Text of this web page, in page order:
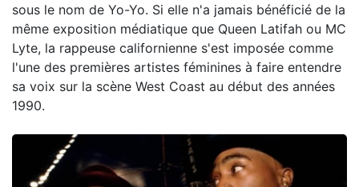
sous le nom de Yo-Yo. Si elle n'a jamais bénéficié de la
même exposition médiatique que Queen Latifah ou MC
Lyte, la rappeuse californienne s'est imposée comme
l'une des premières artistes féminines à faire entendre
sa voix sur la scène West Coast au début des années
1990.